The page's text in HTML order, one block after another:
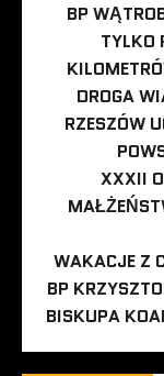
BP
TYLKO
DROGA
RZESZÓW
XXXII
WAKACJE Z
BP
BISKUPA